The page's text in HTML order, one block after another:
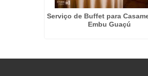
Serviço de Buffet para
Embu Guaçú